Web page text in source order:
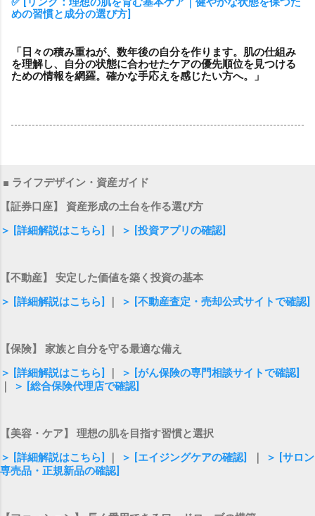
めの習慣と成分の選び方]
「日々の積み重ねが、数年後の自分を作ります。肌の仕組み
を理解し、自分の状態に合わせたケアの優先順位を見つける
ための情報を網羅。確かな手応えを感じたい方へ。」
■ ライフデザイン・資産ガイド
【証券口座】 資産形成の土台を作る選び方
＞ [詳細解説はこちら]
＞ [投資アプリの確認]
【不動産】 安定した価値を築く投資の基本
＞ [詳細解説はこちら]
＞ [不動産査定・売却公式サイトで確認]
【保険】 家族と自分を守る最適な備え
＞ [詳細解説はこちら]
＞ [がん保険の専門相談サイトで確認]
＞ [総合保険代理店で確認]
【美容・ケア】 理想の肌を目指す習慣と選択
＞ [詳細解説はこちら]
＞ [エイジングケアの確認]
＞ [サロン
専売品・正規新品の確認]